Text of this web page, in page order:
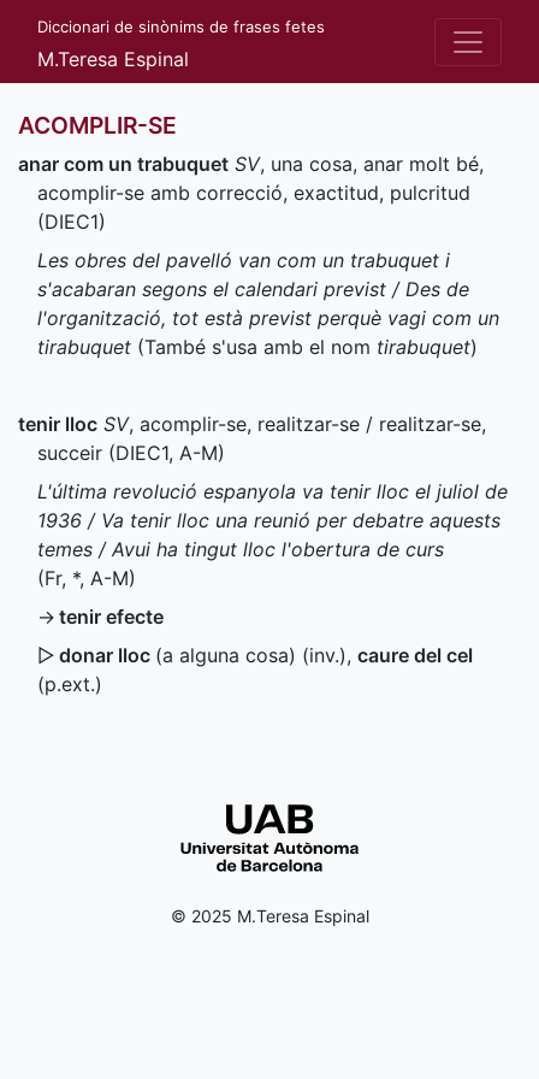
Diccionari de sinònims de frases fetes
M.Teresa Espinal
ACOMPLIR-SE
anar com un trabuquet SV, una cosa, anar molt bé,
acomplir-se amb correcció, exactitud, pulcritud
(DIEC1)
Les obres del pavelló van com un trabuquet i
s'acabaran segons el calendari previst / Des de
l'organització, tot està previst perquè vagi com un
tirabuquet (També s'usa amb el nom tirabuquet)
tenir lloc SV, acomplir-se, realitzar-se / realitzar-se,
succeir (DIEC1, A-M)
L'última revolució espanyola va tenir lloc el juliol de
1936 / Va tenir lloc una reunió per debatre aquests
temes / Avui ha tingut lloc l'obertura de curs
(Fr, *, A-M)
→ tenir efecte
▷ donar lloc (a alguna cosa) (inv.), caure del cel
(p.ext.)
© 2025 M.Teresa Espinal